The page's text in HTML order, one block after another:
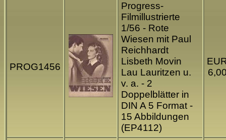
PROG1456
Progress-
Filmillustrierte
1/56 - Rote
Wiesen mit Paul
Reichhardt
Lisbeth Movin
Lau Lauritzen u.
v. a. - 2
Doppelblätter in
DIN A 5 Format -
15 Abbildungen
(EP4112)